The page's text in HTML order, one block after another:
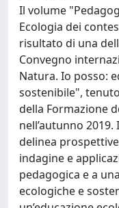
Il volume
Ecologia dei
risultato di una
Convegno
Natura. Io posso:
sostenibile",
della Formazione
nell’autunno
delinea
indagine e
pedagogica e a
ecologiche e